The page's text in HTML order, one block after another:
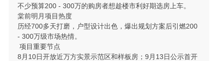
不少预算200 - 300万的购房者想趁楼市利好期选房上车。
棠前明月项目热度
历经700多天打磨，户型设计出色，爆出规划方案后引燃200
- 300万级市场热情。
项目重要节点
8月10日开放近万方实景示范区和样板房；9月13日公示首开